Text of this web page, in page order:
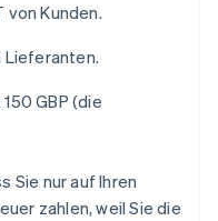
von Kunden.
Lieferanten.
GBP (die
Sie nur auf Ihren
zahlen, weil Sie die